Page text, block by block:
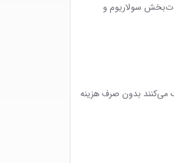
سولاریوم و
می‌کنند بدون صرف هزینه